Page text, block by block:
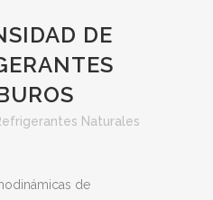
DE
Naturales
de